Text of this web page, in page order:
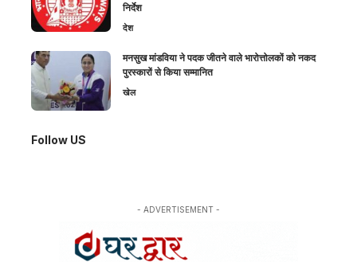
निर्देश
देश
मनसुख मांडविया ने पदक जीतने वाले भारोत्तोलकों को नकद
पुरस्कारों से किया सम्मानित
खेल
Follow US
- ADVERTISEMENT -